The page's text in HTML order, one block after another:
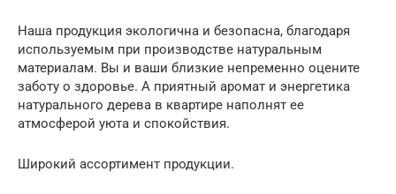
Наша продукция экологична и безопасна, благодаря
используемым при производстве натуральным
материалам. Вы и ваши близкие непременно оцените
заботу о здоровье. А приятный аромат и энергетика
натурального дерева в квартире наполнят ее
атмосферой уюта и спокойствия.
Широкий ассортимент продукции.